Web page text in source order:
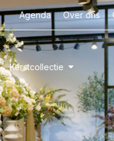
Agenda Over ons
Kerstcollectie